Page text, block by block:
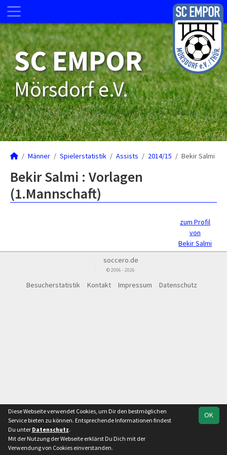
SC EMPOR
Mörsdorf e.V.
Männer Spielerstatistik Assists 2014/15 Bekir Salmi
Bekir Salmi : Vorlagen
(1.Mannschaft)
zum Profil
von
Bekir Salmi
soccero.de
© 2006 - 2026
Besucherstatistik Kontakt Impressum Datenschutz
OK
Diese Webseite verwendet Cookies, um Dir den bestmöglichen
Service bieten zu können. Entsprechende Informationen findest
Du unter Datenschutz.
Mit der Nutzung der Webseite erklärst Du Dich mit der
Verwendung von Cookies einverstanden.